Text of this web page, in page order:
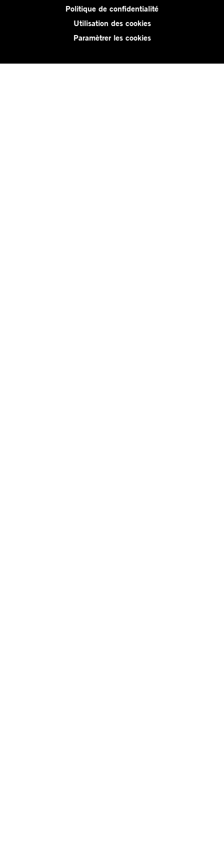
Politique de confidentialité
Utilisation des cookies
Paramètrer les cookies